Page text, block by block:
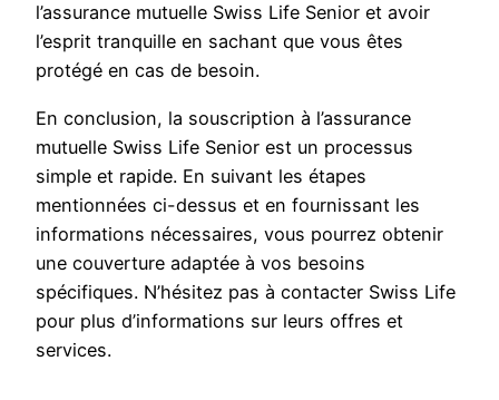
l’assurance mutuelle Swiss Life Senior et avoir
l’esprit tranquille en sachant que vous êtes
protégé en cas de besoin.
En conclusion, la souscription à l’assurance
mutuelle Swiss Life Senior est un processus
simple et rapide. En suivant les étapes
mentionnées ci-dessus et en fournissant les
informations nécessaires, vous pourrez obtenir
une couverture adaptée à vos besoins
spécifiques. N’hésitez pas à contacter Swiss Life
pour plus d’informations sur leurs offres et
services.